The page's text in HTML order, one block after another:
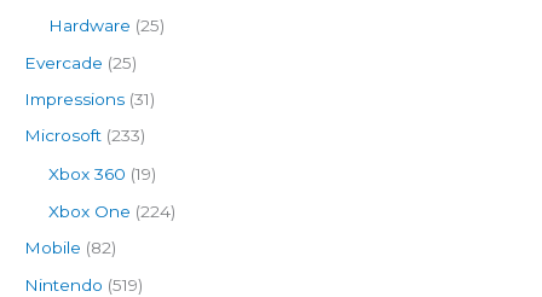
Hardware (25)
Evercade (25)
Impressions (31)
Microsoft (233)
Xbox 360 (19)
Xbox One (224)
Mobile (82)
Nintendo (519)